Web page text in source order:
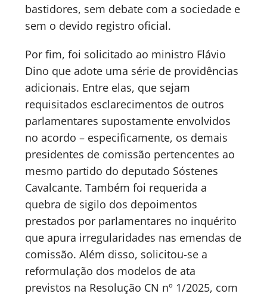
bastidores, sem debate com a sociedade e
sem o devido registro oficial.
Por fim, foi solicitado ao ministro Flávio
Dino que adote uma série de providências
adicionais. Entre elas, que sejam
requisitados esclarecimentos de outros
parlamentares supostamente envolvidos
no acordo – especificamente, os demais
presidentes de comissão pertencentes ao
mesmo partido do deputado Sóstenes
Cavalcante. Também foi requerida a
quebra de sigilo dos depoimentos
prestados por parlamentares no inquérito
que apura irregularidades nas emendas de
comissão. Além disso, solicitou-se a
reformulação dos modelos de ata
previstos na Resolução CN nº 1/2025, com